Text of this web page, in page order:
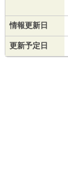
情報更新日
更新予定日